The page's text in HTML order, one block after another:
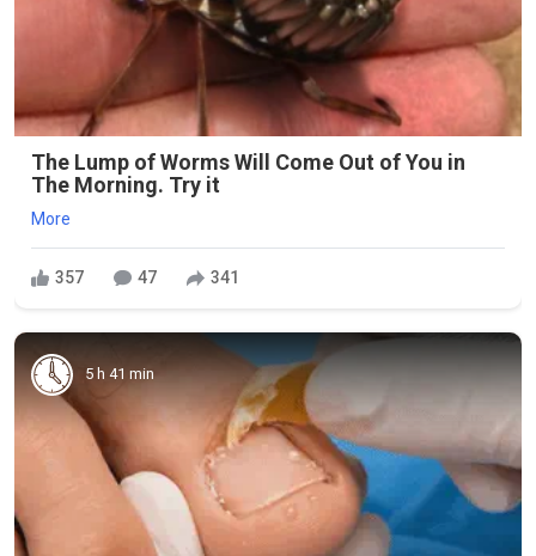
The Lump of Worms Will Come Out of You in
The Morning. Try it
More
357 47 341
5 h 41 min